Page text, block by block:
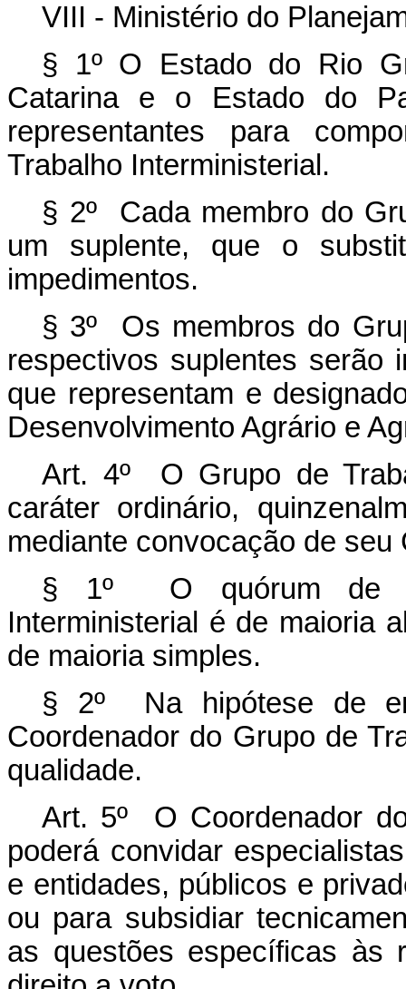
VIII - Ministério do
§ 1º O Estado do Rio
Catarina e o Estado do
representantes para
Trabalho Interministerial.
§ 2º Cada membro do
um suplente, que o
impedimentos.
§ 3º Os membros do
respectivos suplentes serão
que representam e
Desenvolvimento Agrário e
Art. 4º O Grupo de
caráter ordinário,
mediante convocação de seu
§ 1º O quórum de
Interministerial é de maioria
de maioria simples.
§ 2º Na hipótese de
Coordenador do Grupo de
qualidade.
Art. 5º O Coordenador
poderá convidar
e entidades, públicos e
ou para subsidiar
as questões específicas às